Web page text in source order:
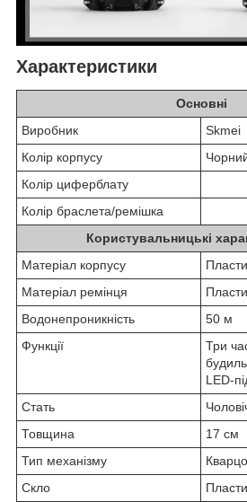
Характеристики
Основні
Виробник
Skmei
Колір корпусу
Колір циферблату
Колір браслета/ремішка
Користувальницькі
Матеріал корпусу
Матеріал ремінця
Водонепроникність
50 м
Функції
Три
LED-
Стать
Товщина
17 см
Тип механізму
Скло